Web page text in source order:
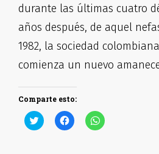
durante las últimas cuatro
años después, de aquel
1982, la sociedad
comienza un nuevo
Comparte esto:
Haz
clic
Haz
clic
Haz
clic